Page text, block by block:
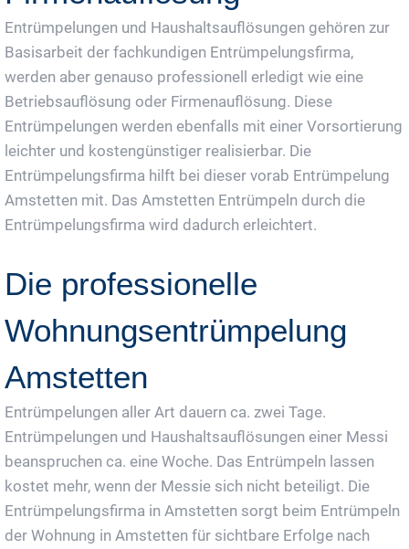
Entrümpelungen und Haushaltsauflösungen gehören zur
Basisarbeit der fachkundigen Entrümpelungsfirma,
werden aber genauso professionell erledigt wie eine
Betriebsauflösung oder Firmenauflösung. Diese
Entrümpelungen werden ebenfalls mit einer Vorsortierung
leichter und kostengünstiger realisierbar. Die
Entrümpelungsfirma hilft bei dieser vorab Entrümpelung
Amstetten mit. Das Amstetten Entrümpeln durch die
Entrümpelungsfirma wird dadurch erleichtert.
Die professionelle
Wohnungsentrümpelung
Amstetten
Entrümpelungen aller Art dauern ca. zwei Tage.
Entrümpelungen und Haushaltsauflösungen einer Messi
beanspruchen ca. eine Woche. Das Entrümpeln lassen
kostet mehr, wenn der Messie sich nicht beteiligt. Die
Entrümpelungsfirma in Amstetten sorgt beim Entrümpeln
der Wohnung in Amstetten für sichtbare Erfolge nach